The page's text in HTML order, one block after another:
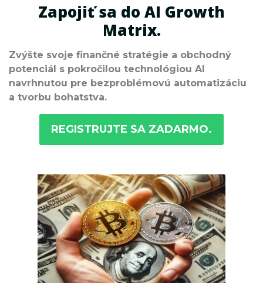
Zapojiť sa do AI Growth
Matrix.
Zvýšte svoje finančné stratégie a obchodný
potenciál s pokročilou technológiou AI
navrhnutou pre bezproblémovú automatizáciu
a tvorbu bohatstva.
REGISTRUJTE SA ZADARMO.